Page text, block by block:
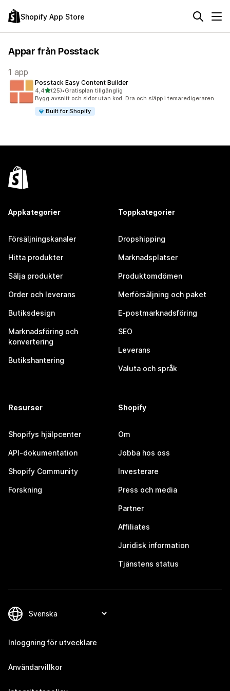
Shopify App Store
Appar från Posstack
1 app
Posstack Easy Content Builder
4,4av 5 stjärnor
(25)
25 recensioner totalt
•Gratisplan tillgänglig
Bygg avsnitt och sidor utan kod. Dra och släpp i temaredigeraren.
Built for Shopify
Appkategorier
Försäljningskanaler
Hitta produkter
Sälja produkter
Order och leverans
Butiksdesign
Marknadsföring och
konvertering
Butikshantering
Toppkategorier
Dropshipping
Marknadsplatser
Produktomdömen
Merförsäljning och paket
E-postmarknadsföring
SEO
Leverans
Valuta och språk
Resurser
Shopifys hjälpcenter
API-dokumentation
Shopify Community
Forskning
Shopify
Om
Jobba hos oss
Investerare
Press och media
Partner
Affiliates
Juridisk information
Tjänstens status
Inloggning för utvecklare
Användarvillkor